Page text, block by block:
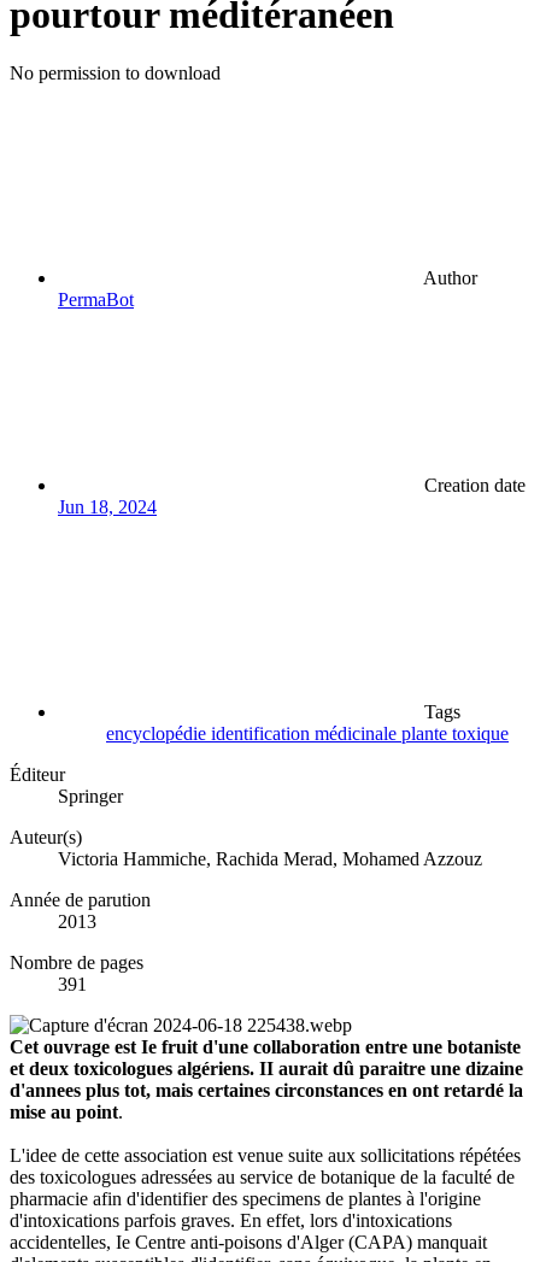
pourtour méditéranéen
No permission to download
Author
PermaBot
Creation date
Jun 18, 2024
Tags
encyclopédie identification médicinale plante toxique
Éditeur
Springer
Auteur(s)
Victoria Hammiche, Rachida Merad, Mohamed Azzouz
Année de parution
2013
Nombre de pages
391
Cet ouvrage est Ie fruit d'une collaboration entre une botaniste
et deux toxicologues algériens. II aurait dû paraitre une dizaine
d'annees plus tot, mais certaines circonstances en ont retardé la
mise au point.
L'idee de cette association est venue suite aux sollicitations répétées
des toxicologues adressées au service de botanique de la faculté de
pharmacie afin d'identifier des specimens de plantes à l'origine
d'intoxications parfois graves. En effet, lors d'intoxications
accidentelles, Ie Centre anti-poisons d'Alger (CAPA) manquait